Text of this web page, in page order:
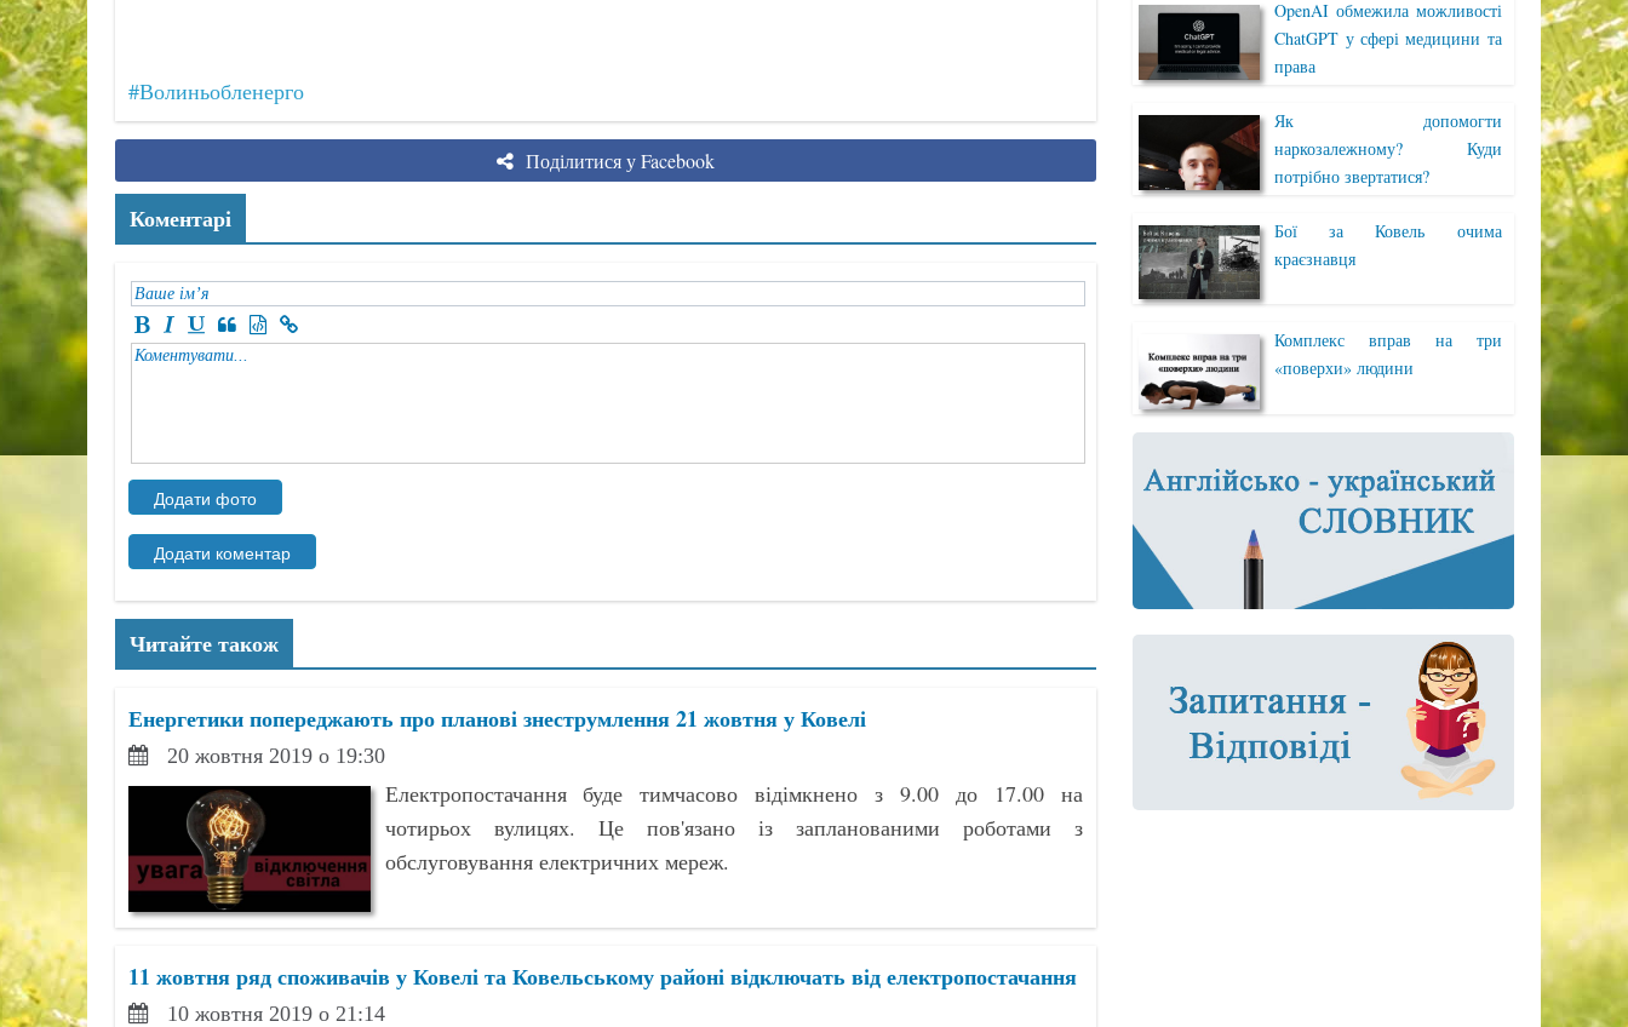
#Волиньобленерго
Поділитися у Facebook
Коментарі
Читайте також
Енергетики попереджають про планові знеструмлення 21 жовтня у Ковелі
20 жовтня 2019 о 19:30
Електропостачання буде тимчасово відімкнено з 9.00 до 17.00 на
чотирьох вулицях. Це пов'язано із запланованими роботами з
обслуговування електричних мереж.
11 жовтня ряд споживачів у Ковелі та Ковельському районі відключать від електропостачання
10 жовтня 2019 о 21:14
OpenAI обмежила можливості
ChatGPT у сфері медицини та
права
Як допомогти
наркозалежному? Куди
потрібно звертатися?
Бої за Ковель очима
краєзнавця
Комплекс вправ на три
«поверхи» людини